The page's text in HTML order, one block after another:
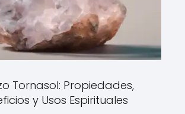
Tornasol: Propiedades,
y Usos Espirituales